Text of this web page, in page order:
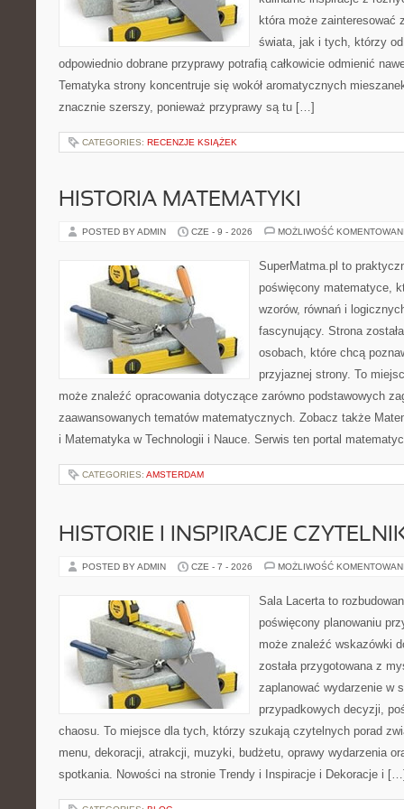
która może zainteresować
świata, jak i tych, którzy
odpowiednio dobrane przyprawy potrafią całkowicie odmienić
Tematyka strony koncentruje się wokół aromatycznych
znacznie szerszy, ponieważ przyprawy są tu […]
CATEGORIES: RECENZJE KSIĄŻEK
HISTORIA MATEMATYKI
POSTED BY ADMIN CZE - 9 - 2026 MOŻLIWOŚĆ
SuperMatma.pl to
poświęcony matematyce,
wzorów, równań i
fascynujący. Strona
osobach, które chcą
przyjaznej strony. To
może znaleźć opracowania dotyczące zarówno podstawowych
zaawansowanych tematów matematycznych. Zobacz także
i Matematyka w Technologii i Nauce. Serwis ten portal
CATEGORIES: AMSTERDAM
HISTORIE I INSPIRACJE
POSTED BY ADMIN CZE - 7 - 2026 MOŻLIWOŚĆ
Sala Lacerta to
poświęcony planowaniu
może znaleźć wskazówki
została przygotowana z
zaplanować wydarzenie w
przypadkowych decyzji,
chaosu. To miejsce dla tych, którzy szukają czytelnych porad
menu, dekoracji, atrakcji, muzyki, budżetu, oprawy wydarzenia
spotkania. Nowości na stronie Trendy i Inspiracje i Dekoracje i